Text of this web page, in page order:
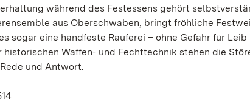
während des Festessens gehört
aus Oberschwaben, bringt fröhliche
sogar eine handfeste Rauferei – ohne Gefahr für
historischen Waffen- und Fechttechnik stehen die
und Antwort.